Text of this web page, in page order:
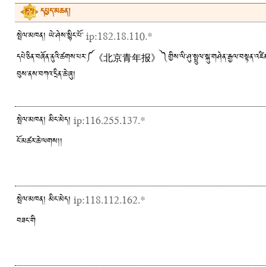
དཔྱད་མཆན།
སྤེལ་མཁན། ཡེ་ཤེས་སྙིང་པོ་ip:182.18.110.*
དཔེ་ཅིན་བཞོན་ནུའི་ཚགས་པར་༼《北京青年报》
བུས་ནས་བཀའ་དྲིན་ཆེ་ཞུ།
སྤེལ་མཁན། མིང་མེད། ip:116.255.137.*
ངོ་མཚར་ཆེ་ལགས།།
སྤེལ་མཁན། མིང་མེད། ip:118.112.162.*
བཟང་གི